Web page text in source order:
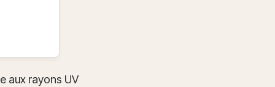
aux rayons UV